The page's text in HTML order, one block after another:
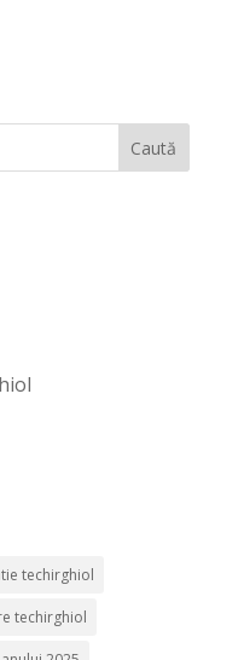
techirghiol
techirghiol